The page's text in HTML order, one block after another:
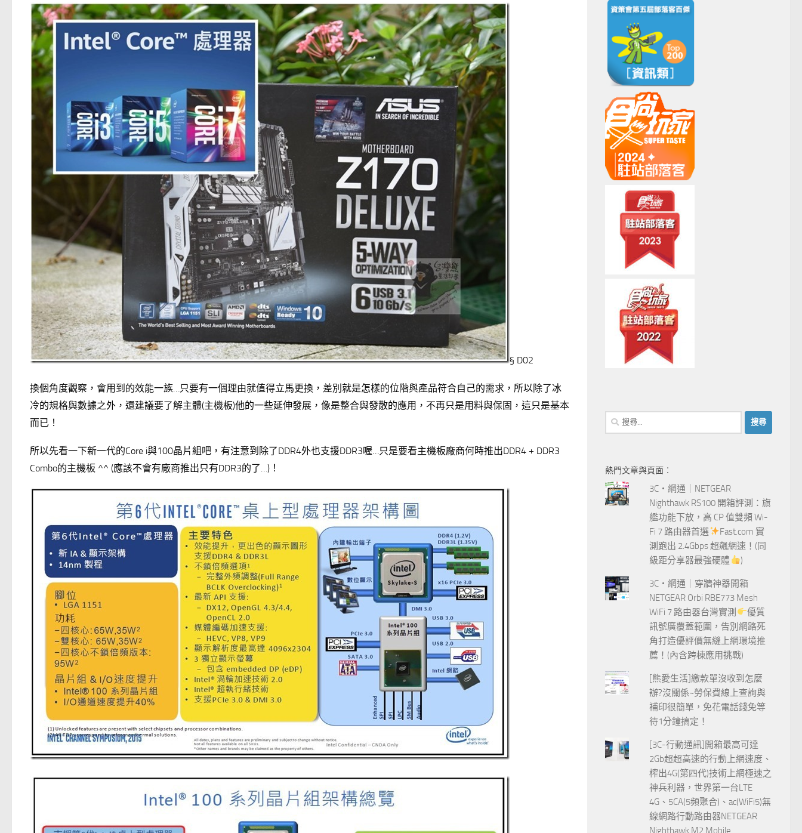
§ D02
換個角度觀察，會用到的效能一族…只要有一個理由就值得立馬更換，差別就是怎樣的位階與產品符合自己的需求，所以除了冰
冷的規格與數據之外，還建議要了解主體(主機板)他的一些延伸發展，像是整合與發散的應用，不再只是用料與保固，這只是基本
而已！
所以先看一下新一代的Core i與100晶片組吧，有注意到除了DDR4外也支援DDR3喔…只是要看主機板廠商何時推出DDR4 + DDR3
Combo的主機板 ^^ (應該不會有廠商推出只有DDR3的了…)！
搜
尋
字:
熱門文章與頁面︰
3C‧網通｜NETGEAR
Nighthawk RS100 開箱評測：旗
艦功能下放，高 CP 值雙頻 Wi-
Fi 7 路由器首選
Fast.com 實
測跑出 2.4Gbps 超飆網速！(同
級距分享器最強硬體
)
3C‧網通｜穿牆神器開箱
NETGEAR Orbi RBE773 Mesh
WiFi 7 路由器台灣實測
優質
訊號廣覆蓋範圍，告別網路死
角打造優評價無縫上網環境推
薦！(內含跨棟應用挑戰)
[熊愛生活]繳款單沒收到怎麼
辦?沒關係~勞保費線上查詢與
補印很簡單，免花電話錢免等
待1分鐘搞定！
[3C-行動通訊]開箱最高可達
2Gb超超高速的行動上網速度、
榨出4G(第四代)技術上網極速之
神兵利器，世界第一台LTE
4G、5CA(5頻聚合)、ac(WiFi5)無
線網路行動路由器NETGEAR
Nighthawk M2 Mobile